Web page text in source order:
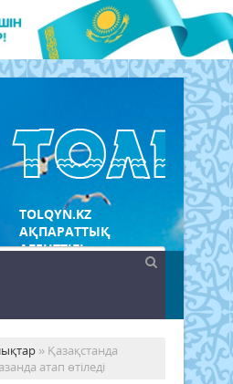
TOLQYN.KZ
АҚПАРАТТЫҚ
АГЕНТТІГІ
» Қазақстанда
атап өтіледі